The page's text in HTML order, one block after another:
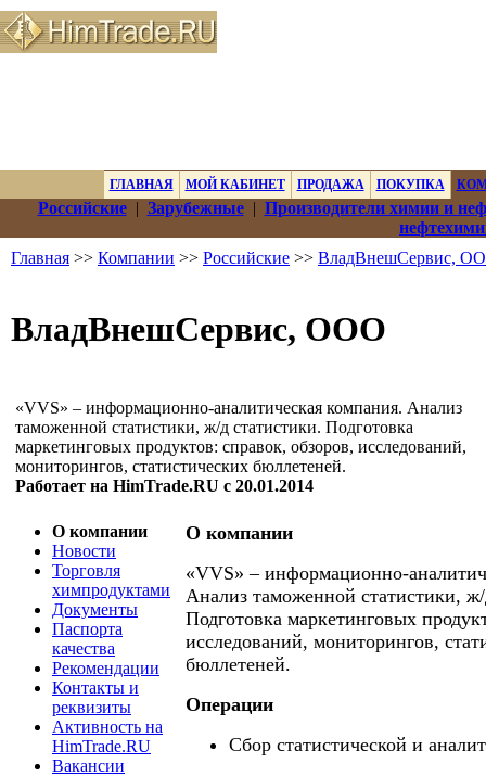
ГЛАВНАЯ МОЙ КАБИНЕТ ПРОДАЖА ПОКУПКА
Российские| Зарубежные| Производители химии и
Главная >> Компании >> Российские >> ВладВнешСервис,
ВладВнешСервис, ООО
«VVS» – информационно-аналитическая компания. Анализ
таможенной статистики, ж/д статистики. Подготовка
маркетинговых продуктов: справок, обзоров, исследований,
мониторингов, статистических бюллетеней.
Работает на HimTrade.RU с 20.01.2014
О компании
Новости
Торговля
химпродуктами
Документы
Паспорта
качества
Рекомендации
Контакты и
реквизиты
Активность на
HimTrade.RU
Вакансии
О компании
«VVS» – информационно-
Анализ таможенной статистики,
Подготовка маркетинговых
исследований, мониторингов,
бюллетеней.
Операции
Сбор статистической и